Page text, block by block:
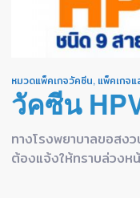
หมวดแพ็คเกจวัคซีน, แพ็คเกจแ
วัคซีน
ทางโรงพยาบาลขอสง
ต้องแจ้งให้ทราบล่วงห